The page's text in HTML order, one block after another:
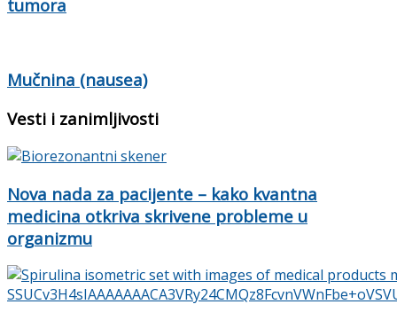
tumora
Mučnina (nausea)
Vesti i zanimljivosti
Nova nada za pacijente – kako kvantna
medicina otkriva skrivene probleme u
organizmu